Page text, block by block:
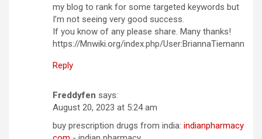
my blog to rank for some targeted keywords but
I’m not seeing very good success.
If you know of any please share. Many thanks!
https://Mnwiki.org/index.php/User:BriannaTiemann
Reply
Freddyfen says:
August 20, 2023 at 5:24 am
buy prescription drugs from india: indianpharmacy